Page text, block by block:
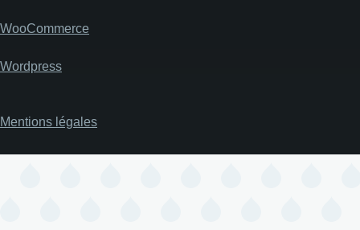
WooCommerce
Wordpress
Pied
page
Mentions légales